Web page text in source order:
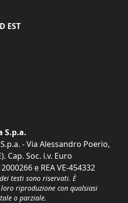
EST
S.p.a.
- Via Alessandro Poerio,
Cap. Soc. i.v. Euro
e REA VE-454332
testi sono riservati. È
riproduzione con qualsiasi
o parziale.